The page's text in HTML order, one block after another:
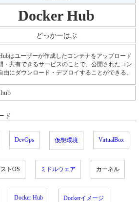
Docker Hub
どっかーはぶ
はユーザーが作成したコンテナをアップロード
・共有できるサービスのことで、公開されたコン
由にダウンロード・デプロイすることができる。
ド
DevOps 仮想環境 VirtualBox
トOS ミドルウェア カーネル
Docker Hub Dockerイメージ